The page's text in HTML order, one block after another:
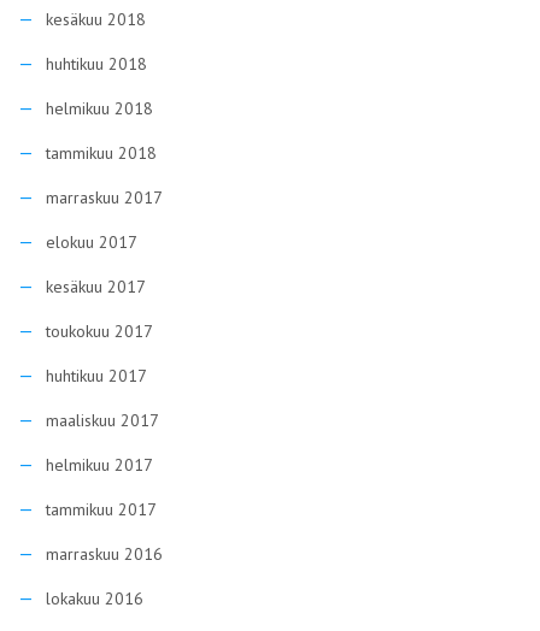
kesäkuu 2018
huhtikuu 2018
helmikuu 2018
tammikuu 2018
marraskuu 2017
elokuu 2017
kesäkuu 2017
toukokuu 2017
huhtikuu 2017
maaliskuu 2017
helmikuu 2017
tammikuu 2017
marraskuu 2016
lokakuu 2016